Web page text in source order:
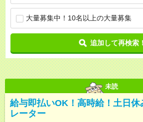
大量募集中！10名以上の大量募集
追加して再検索！
未読
給与即払いOK！高時給！土日
レーター